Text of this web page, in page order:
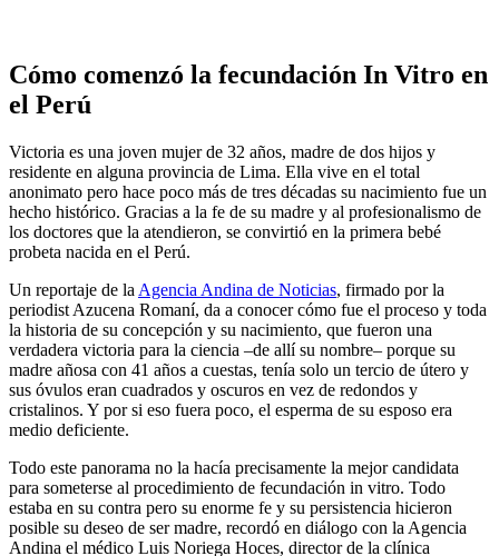
Cómo comenzó la fecundación In Vitro en
el Perú
Victoria es una joven mujer de 32 años, madre de dos hijos y
residente en alguna provincia de Lima. Ella vive en el total
anonimato pero hace poco más de tres décadas su nacimiento fue un
hecho histórico. Gracias a la fe de su madre y al profesionalismo de
los doctores que la atendieron, se convirtió en la primera bebé
probeta nacida en el Perú.
Un reportaje de la Agencia Andina de Noticias, firmado por la
periodist Azucena Romaní, da a conocer cómo fue el proceso y toda
la historia de su concepción y su nacimiento, que fueron una
verdadera victoria para la ciencia –de allí su nombre– porque su
madre añosa con 41 años a cuestas, tenía solo un tercio de útero y
sus óvulos eran cuadrados y oscuros en vez de redondos y
cristalinos. Y por si eso fuera poco, el esperma de su esposo era
medio deficiente.
Todo este panorama no la hacía precisamente la mejor candidata
para someterse al procedimiento de fecundación in vitro. Todo
estaba en su contra pero su enorme fe y su persistencia hicieron
posible su deseo de ser madre, recordó en diálogo con la Agencia
Andina el médico Luis Noriega Hoces, director de la clínica